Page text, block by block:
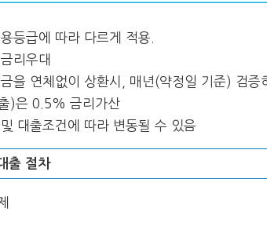
등급에 따라 다르게 적용.
리우대
을 연체없이 상환시, 매년(약정일 기준) 검
)은 0.5% 금리가산
대출조건에 따라 변동될 수 있음
출 절차